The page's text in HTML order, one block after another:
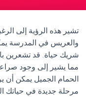
تشير هذه الرؤية إلى
والعريس في المدرسة
شريك حياة. قد تشعرين
مما يشير إلى وجود
الحمام الجميل يمكن أن
مرحلة جديدة في حياتك